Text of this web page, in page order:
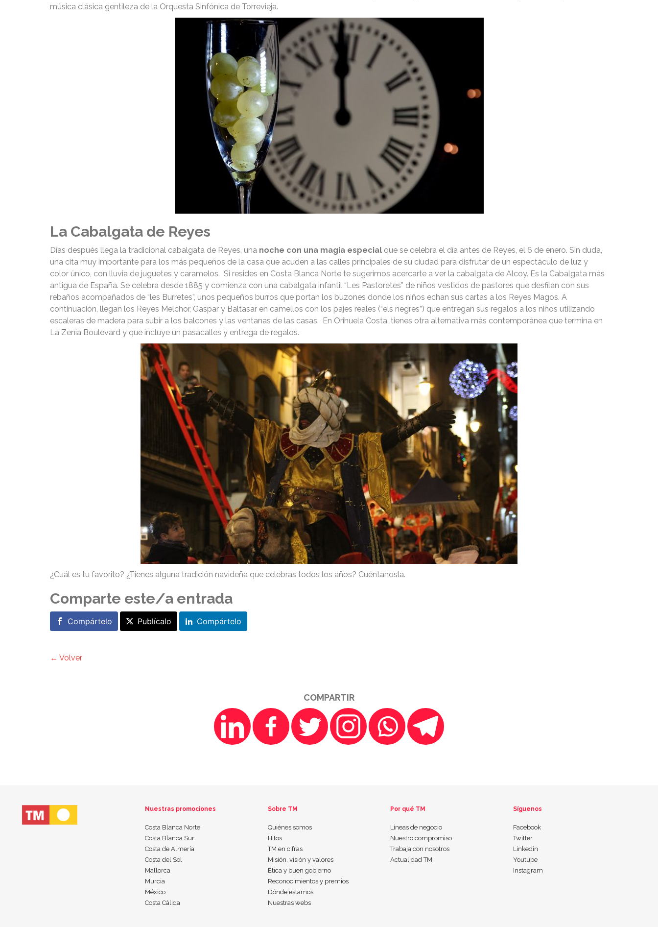
música clásica gentileza de la Orquesta Sinfónica de Torrevieja.
La Cabalgata de Reyes
Días después llega la tradicional cabalgata de Reyes, una noche con una magia especial que se celebra el día antes de Reyes, el 6 de enero. Sin duda,
una cita muy importante para los más pequeños de la casa que acuden a las calles principales de su ciudad para disfrutar de un espectáculo de luz y
color único, con lluvia de juguetes y caramelos. Si resides en Costa Blanca Norte te sugerimos acercarte a ver la cabalgata de Alcoy. Es la Cabalgata más
antigua de España. Se celebra desde 1885 y comienza con una cabalgata infantil “Les Pastoretes” de niños vestidos de pastores que desfilan con sus
rebaños acompañados de “les Burretes”, unos pequeños burros que portan los buzones donde los niños echan sus cartas a los Reyes Magos. A
continuación, llegan los Reyes Melchor, Gaspar y Baltasar en camellos con los pajes reales (“els negres”) que entregan sus regalos a los niños utilizando
escaleras de madera para subir a los balcones y las ventanas de las casas. En Orihuela Costa, tienes otra alternativa más contemporánea que termina en
La Zenia Boulevard y que incluye un pasacalles y entrega de regalos.
¿Cuál es tu favorito? ¿Tienes alguna tradición navideña que celebras todos los años? Cuéntanosla.
Comparte este/a entrada
Compártelo Publícalo Compártelo
← Volver
COMPARTIR
Nuestras promociones
Costa Blanca Norte
Costa Blanca Sur
Costa de Almería
Costa del Sol
Mallorca
Murcia
México
Costa Cálida
Sobre TM
Quiénes somos
Hitos
TM en cifras
Misión, visión y valores
Ética y buen gobierno
Reconocimientos y premios
Dónde estamos
Nuestras webs
Por qué TM
Líneas de negocio
Nuestro compromiso
Trabaja con nosotros
Actualidad TM
Síguenos
Facebook
Twitter
Linkedin
Youtube
Instagram